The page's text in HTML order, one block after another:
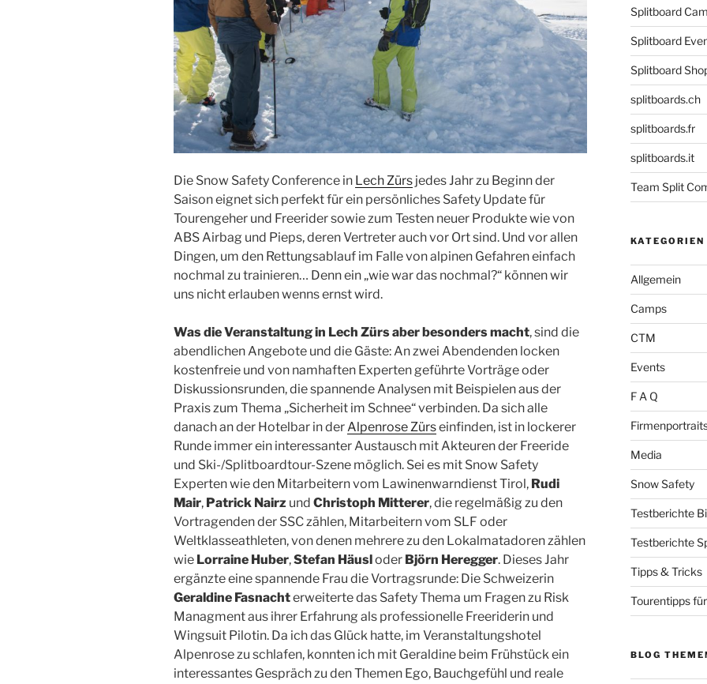
Die Snow Safety Conference in Lech Zürs jedes Jahr zu Beginn der
Saison eignet sich perfekt für ein persönliches Safety Update für
Tourengeher und Freerider sowie zum Testen neuer Produkte wie von
ABS Airbag und Pieps, deren Vertreter auch vor Ort sind. Und vor allen
Dingen, um den Rettungsablauf im Falle von alpinen Gefahren einfach
nochmal zu trainieren… Denn ein „wie war das nochmal?“ können wir
uns nicht erlauben wenns ernst wird.
Was die Veranstaltung in Lech Zürs aber besonders macht, sind die
abendlichen Angebote und die Gäste: An zwei Abendenden locken
kostenfreie und von namhaften Experten geführte Vorträge oder
Diskussionsrunden, die spannende Analysen mit Beispielen aus der
Praxis zum Thema „Sicherheit im Schnee“ verbinden. Da sich alle
danach an der Hotelbar in derAlpenrose Zürseinfinden, ist in lockerer
Runde immer ein interessanter Austausch mit Akteuren der Freeride
und Ski-/Splitboardtour-Szene möglich. Sei es mit Snow Safety
Experten wie den Mitarbeitern vom Lawinenwarndienst Tirol, Rudi
Mair, Patrick Nairz und Christoph Mitterer, die regelmäßig zu den
Vortragenden der SSC zählen, Mitarbeitern vom SLF oder
Weltklasseathleten, von denen mehrere zu den Lokalmatadoren zählen
wie Lorraine Huber,Stefan Häusl oder Björn Heregger. Dieses Jahr
ergänzte eine spannende Frau die Vortragsrunde: Die Schweizerin
Geraldine Fasnachterweiterte das Safety Thema um Fragen zu Risk
Managment aus ihrer Erfahrung als professionelle Freeriderin und
Wingsuit Pilotin. Da ich das Glück hatte, im Veranstaltungshotel
Alpenrose zu schlafen, konnten ich mit Geraldine beim Frühstück ein
interessantes Gespräch zu den Themen Ego, Bauchgefühl und reale
Splitboard
Splitboard
Splitboard
splitboards.ch
splitboards.fr
splitboards.it
Team Split
KATEGORIEN
Allgemein
Camps
CTM
Events
F A Q
Media
Snow Safety
Testberichte
Testberichte
Tipps & Tricks
Tourentipps
BLOG